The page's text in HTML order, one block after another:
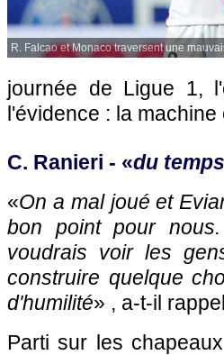
R. Falcao et Monaco traversent une
journée de Ligue 1,
l'évidence : la machine
C. Ranieri - «du
«On a mal joué et
bon point pour
voudrais voir les
construire quelque
d'humilité» , a-t-il
Parti sur les